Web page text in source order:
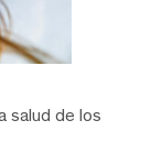
salud de los